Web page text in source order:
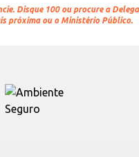
Disque 100 ou procure a
próxima ou o Ministério Público.